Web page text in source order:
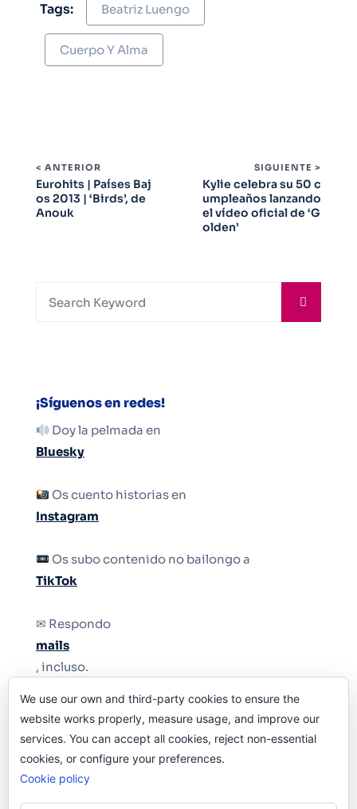
Tags: Beatriz Luengo
Cuerpo Y Alma
< ANTERIOR
Eurohits | Países Baj
os 2013 | ‘Birds’, de
Anouk
SIGUIENTE >
Kylie celebra su 50 c
umpleaños lanzando
el vídeo oficial de ‘G
olden’
¡Síguenos en redes!
Doy la pelmada en
Bluesky
Os cuento historias en
Instagram
Os subo contenido no bailongo a
TikTok
✉ Respondo
mails
, incluso.
Y si una persona no puede tener teléfono, que
le quiten el teléfono.
We use our own and third-party cookies to ensure the
website works properly, measure usage, and improve our
services. You can accept all cookies, reject non-essential
cookies, or configure your preferences.
Cookie policy